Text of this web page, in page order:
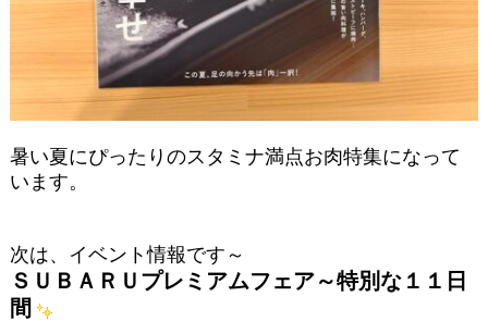
暑い夏にぴったりのスタミナ満点お肉特集になって
います。
次は、イベント情報です～
ＳＵＢＡＲＵプレミアムフェア～特別な１１日
間